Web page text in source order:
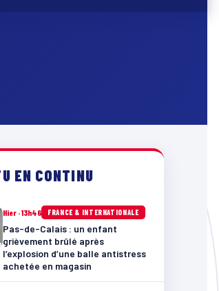
EN CONTINU
Hier · 13h46 FRANCE & INTERNATIONALE
Pas-de-Calais : un enfant
grièvement brûlé après
l’explosion d’une balle antistress
achetée en magasin